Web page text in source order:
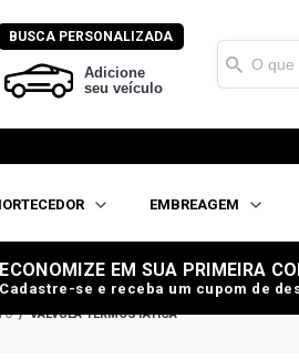
BUSCA PERSONALIZADA
Adicione
seu veículo
EMBREAGEM
ECONOMIZE EM SUA PRIMEIRA
Cadastre-se e receba um cupom de
VÁLVULA TERMOSTÁTICA